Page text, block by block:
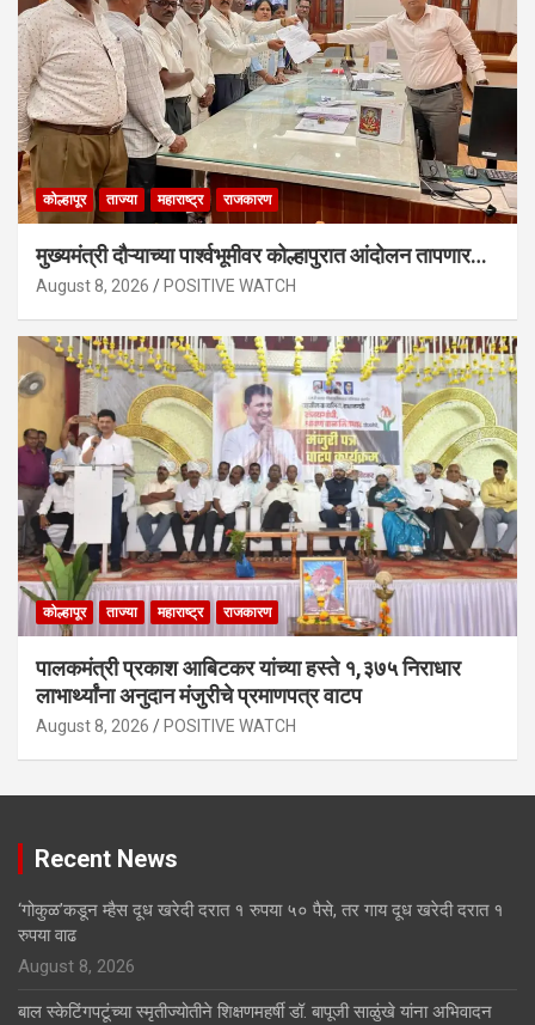
कोल्हापूर ताज्या महाराष्ट्र राजकारण
मुख्यमंत्री दौऱ्याच्या पार्श्वभूमीवर कोल्हापुरात आंदोलन तापणार…
August 8, 2026 POSITIVE WATCH
कोल्हापूर ताज्या महाराष्ट्र राजकारण
पालकमंत्री प्रकाश आबिटकर यांच्या हस्ते १,३७५ निराधार
लाभार्थ्यांना अनुदान मंजुरीचे प्रमाणपत्र वाटप
August 8, 2026 POSITIVE WATCH
Recent News
‘गोकुळ’कडून म्हैस दूध खरेदी दरात १ रुपया ५० पैसे, तर गाय दूध खरेदी दरात १
रुपया वाढ
August 8, 2026
बाल स्केटिंगपटूंच्या स्मृतीज्योतीने शिक्षणमहर्षी डॉ. बापूजी साळुंखे यांना अभिवादन